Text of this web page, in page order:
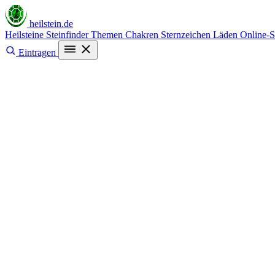
heilstein.de
Heilsteine SteinfinderThemen Chakren Sternzeichen Läden Online-
Eintragen